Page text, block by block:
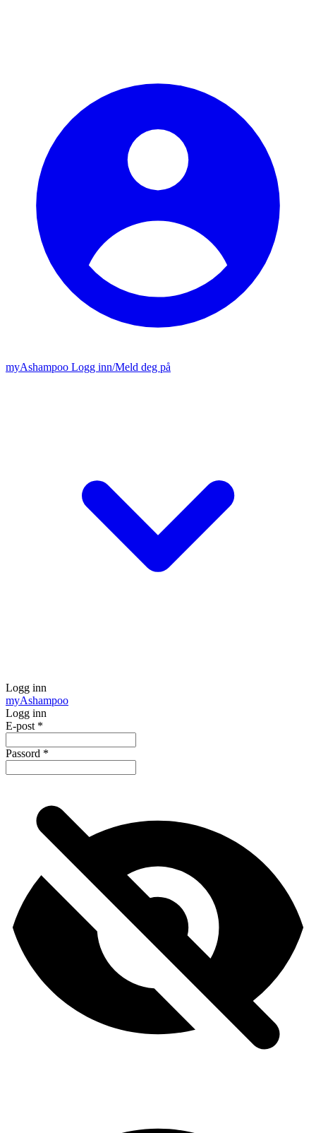
myAshampoo Logg inn/Meld deg på
Logg inn
myAshampoo
Logg inn
E-post *
Passord *